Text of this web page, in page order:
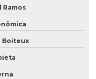
Ramos
Boiteux